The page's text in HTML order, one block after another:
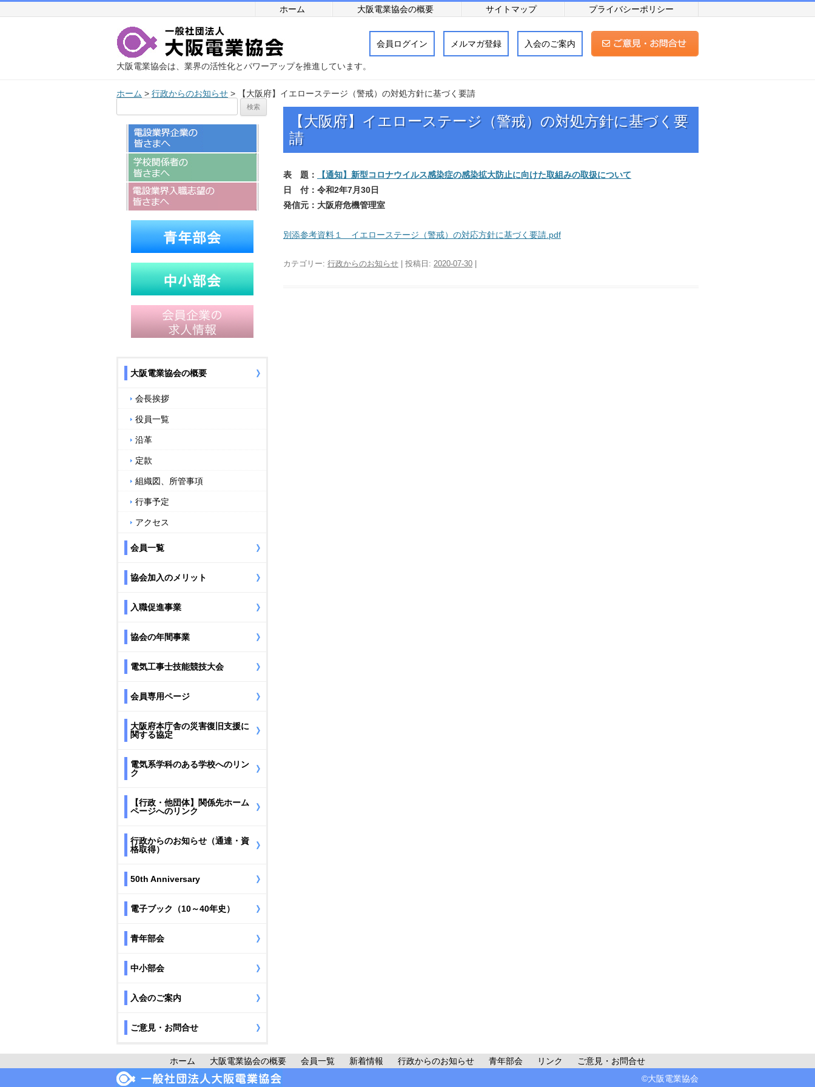
ホーム 大阪電業協会の概要 サイトマップ プライバシーポリシー
大阪電業協会は、業界の活性化とパワーアップを推進しています。
会員ログイン メルマガ登録 入会のご案内
ホーム > 行政からのお知らせ > 【大阪府】イエローステージ（警戒）の対処方針に基づく要請
【大阪府】イエローステージ（警戒）の対処方針に基づく要
請
表 題：
【通知】新型コロナウイルス感染症の感染拡大防止に向けた取組みの取扱について
日 付：令和2年7月30日
発信元：大阪府危機管理室
別添参考資料１ イエローステージ（警戒）の対応方針に基づく要請.pdf
カテゴリー: 行政からのお知らせ | 投稿日: 2020-07-30
大阪電業協会の概要
会長挨拶
役員一覧
沿革
定款
組織図、所管事項
行事予定
アクセス
会員一覧
協会加入のメリット
入職促進事業
協会の年間事業
電気工事士技能競技大会
会員専用ページ
大阪府本庁舎の災害復旧支援に
関する協定
電気系学科のある学校へのリン
ク
【行政・他団体】関係先ホーム
ページへのリンク
行政からのお知らせ（通達・資
格取得）
50th Anniversary
電子ブック（10～40年史）
青年部会
中小部会
入会のご案内
ご意見・お問合せ
ホーム 大阪電業協会の概要 会員一覧 新着情報 行政からのお知らせ 青年部会 リンク
ご意見・お問合せ
©大阪電業協会